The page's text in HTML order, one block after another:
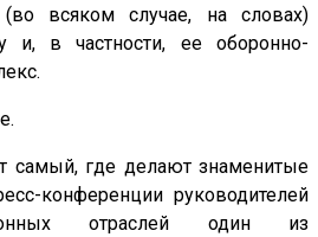
всяком случае, на словах)
и, в частности, ее оборонно-
самый, где делают знаменитые
конференции руководителей
отраслей один из